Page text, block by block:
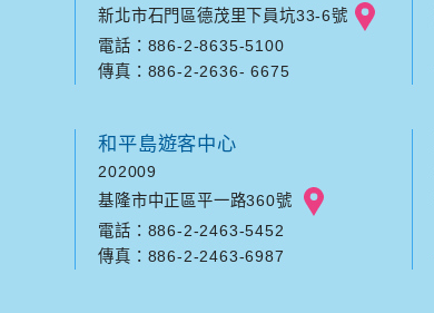
新北市石門區德茂里下員坑33-6號
電話：886-2-8635-5100
傳真：886-2-2636- 6675
和平島遊客中心
202009
基隆市中正區平一路360號
電話：886-2-2463-5452
傳真：886-2-2463-6987